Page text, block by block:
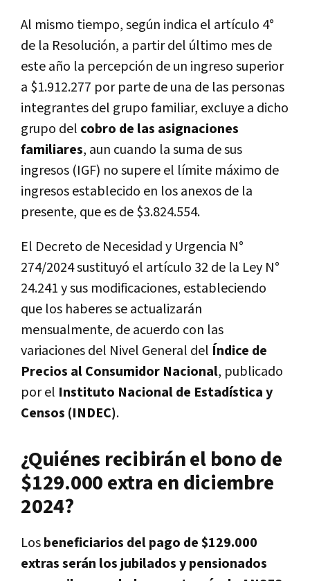
Al mismo tiempo, según indica el artículo 4°
de la Resolución, a partir del último mes de
este año la percepción de un ingreso superior
a $1.912.277 por parte de una de las personas
integrantes del grupo familiar, excluye a dicho
grupo del cobro de las asignaciones
familiares, aun cuando la suma de sus
ingresos (IGF) no supere el límite máximo de
ingresos establecido en los anexos de la
presente, que es de $3.824.554.
El Decreto de Necesidad y Urgencia N°
274/2024 sustituyó el artículo 32 de la Ley N°
24.241 y sus modificaciones, estableciendo
que los haberes se actualizarán
mensualmente, de acuerdo con las
variaciones del Nivel General del Índice de
Precios al Consumidor Nacional, publicado
por el Instituto Nacional de Estadística y
Censos (INDEC).
¿Quiénes recibirán el bono de
$129.000 extra en diciembre
2024?
Losbeneficiarios del pago de $129.000
extras serán los jubilados y pensionados